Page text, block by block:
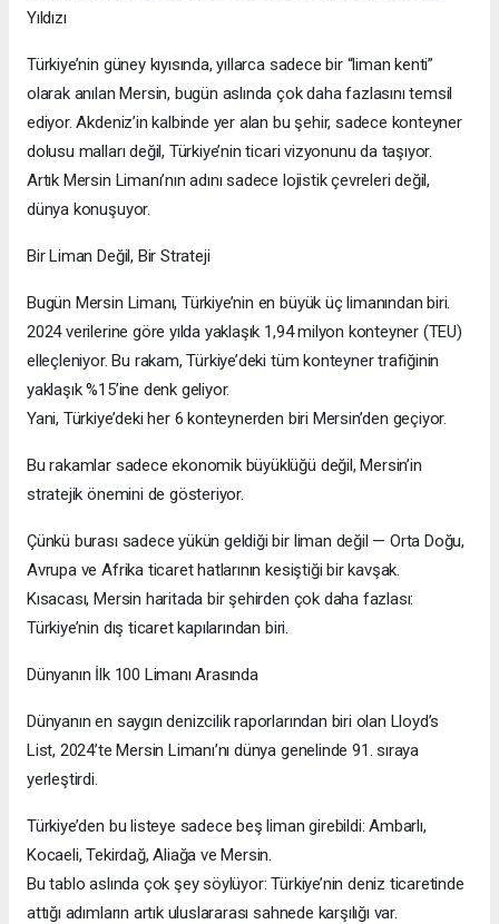
Yıldızı
Türkiye’nin güney kıyısında, yıllarca sadece bir “liman kenti”
olarak anılan Mersin, bugün aslında çok daha fazlasını temsil
ediyor. Akdeniz’in kalbinde yer alan bu şehir, sadece konteyner
dolusu malları değil, Türkiye’nin ticari vizyonunu da taşıyor.
Artık Mersin Limanı’nın adını sadece lojistik çevreleri değil,
dünya konuşuyor.
Bir Liman Değil, Bir Strateji
Bugün Mersin Limanı, Türkiye’nin en büyük üç limanından biri.
2024 verilerine göre yılda yaklaşık 1,94 milyon konteyner (TEU)
elleçleniyor. Bu rakam, Türkiye’deki tüm konteyner trafiğinin
yaklaşık %15’ine denk geliyor.
Yani, Türkiye’deki her 6 konteynerden biri Mersin’den geçiyor.
Bu rakamlar sadece ekonomik büyüklüğü değil, Mersin’in
stratejik önemini de gösteriyor.
Çünkü burası sadece yükün geldiği bir liman değil — Orta Doğu,
Avrupa ve Afrika ticaret hatlarının kesiştiği bir kavşak.
Kısacası, Mersin haritada bir şehirden çok daha fazlası:
Türkiye’nin dış ticaret kapılarından biri.
Dünyanın İlk 100 Limanı Arasında
Dünyanın en saygın denizcilik raporlarından biri olan Lloyd’s
List, 2024’te Mersin Limanı’nı dünya genelinde 91. sıraya
yerleştirdi.
Türkiye’den bu listeye sadece beş liman girebildi: Ambarlı,
Kocaeli, Tekirdağ, Aliağa ve Mersin.
Bu tablo aslında çok şey söylüyor: Türkiye’nin deniz ticaretinde
attığı adımların artık uluslararası sahnede karşılığı var.